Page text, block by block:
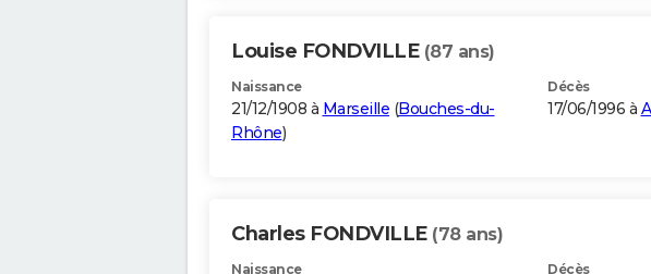
Louise FONDVILLE (87 ans)
Naissance
21/12/1908 à Marseille (Bouches-du-
Rhône)
Décès
17/06/1996 à
Charles FONDVILLE (78 ans)
Naissance Décès